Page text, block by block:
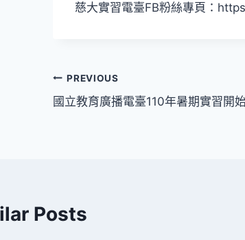
慈大實習電臺FB粉絲專頁：
文
章
PREVIOUS
國立教育廣播電臺110年暑期實習開
Posts